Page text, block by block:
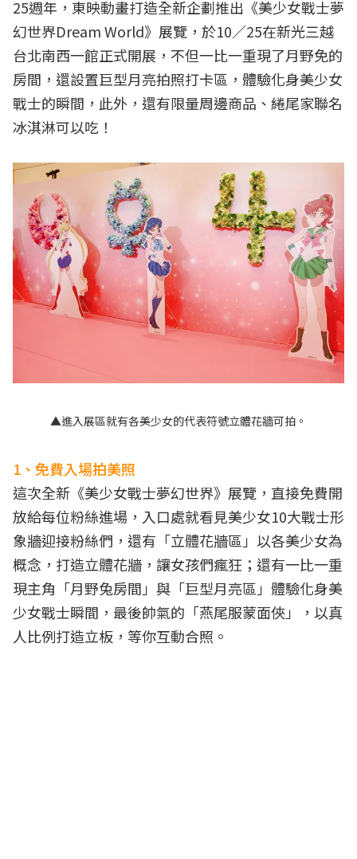
25週年，東映動畫打造全新企劃推出《美少女戰士夢
幻世界Dream World》展覽，於10／25在新光三越
台北南西一館正式開展，不但一比一重現了月野免的
房間，還設置巨型月亮拍照打卡區，體驗化身美少女
戰士的瞬間，此外，還有限量周邊商品、綣尾家聯名
冰淇淋可以吃！
▲進入展區就有各美少女的代表符號立體花牆可拍。
1、免費入場拍美照
這次全新《美少女戰士夢幻世界》展覽，直接免費開
放給每位粉絲進場，入口處就看見美少女10大戰士形
象牆迎接粉絲們，還有「立體花牆區」以各美少女為
概念，打造立體花牆，讓女孩們瘋狂；還有一比一重
現主角「月野兔房間」與「巨型月亮區」體驗化身美
少女戰士瞬間，最後帥氣的「燕尾服蒙面俠」，以真
人比例打造立板，等你互動合照。